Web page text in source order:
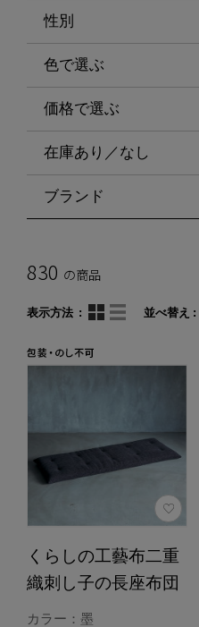
性別
色で選ぶ
価格で選ぶ
在庫あり／なし
ブランド
830 の商品
表示方法 並べ替え
くらしの工藝布二重
織刺し子の長座布団
カラー：墨